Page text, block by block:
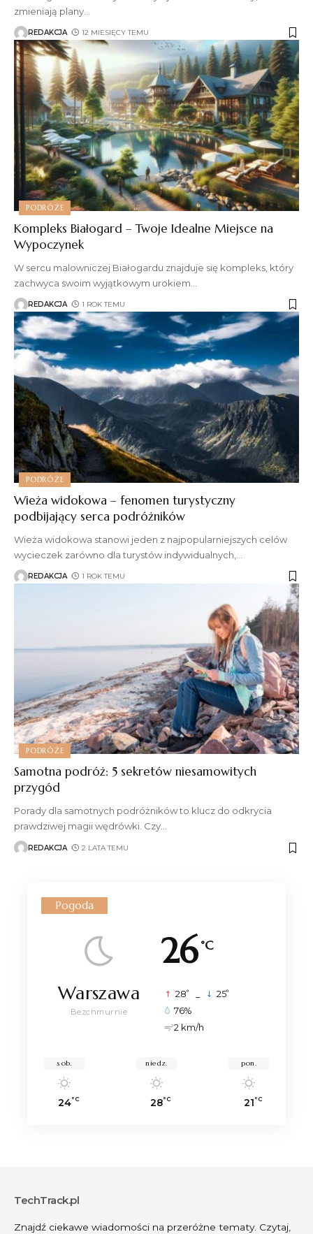
zmieniają plany
REDAKCJA 12 MIESIĘCY TEMU
PODRÓŻE
Kompleks Białogard – Twoje Idealne Miejsce na
Wypoczynek
W sercu malowniczej Białogardu znajduje się kompleks, który
zachwyca swoim wyjątkowym urokiem
REDAKCJA 1 ROK TEMU
PODRÓŻE
Wieża widokowa – fenomen turystyczny
podbijający serca podróżników
Wieża widokowa stanowi jeden z najpopularniejszych celów
wycieczek zarówno dla turystów indywidualnych,
REDAKCJA 1 ROK TEMU
PODRÓŻE
Samotna podróż: 5 sekretów niesamowitych
przygód
Porady dla samotnych podróżników to klucz do odkrycia
prawdziwej magii wędrówki. Czy…
REDAKCJA 2 LATA TEMU
Pogoda
26 °C
Warszawa
Bezchmurnie
28° 25°
76%
2 km/h
sob.
24°C
niedz.
28°C
pon.
21 °C
TechTrack.pl
Znajdź ciekawe wiadomości na przeróżne tematy. Czytaj,